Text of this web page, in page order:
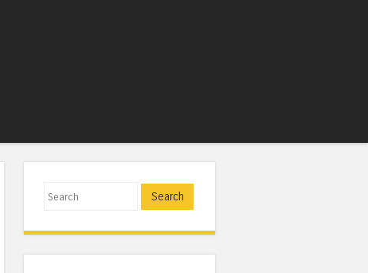
Search